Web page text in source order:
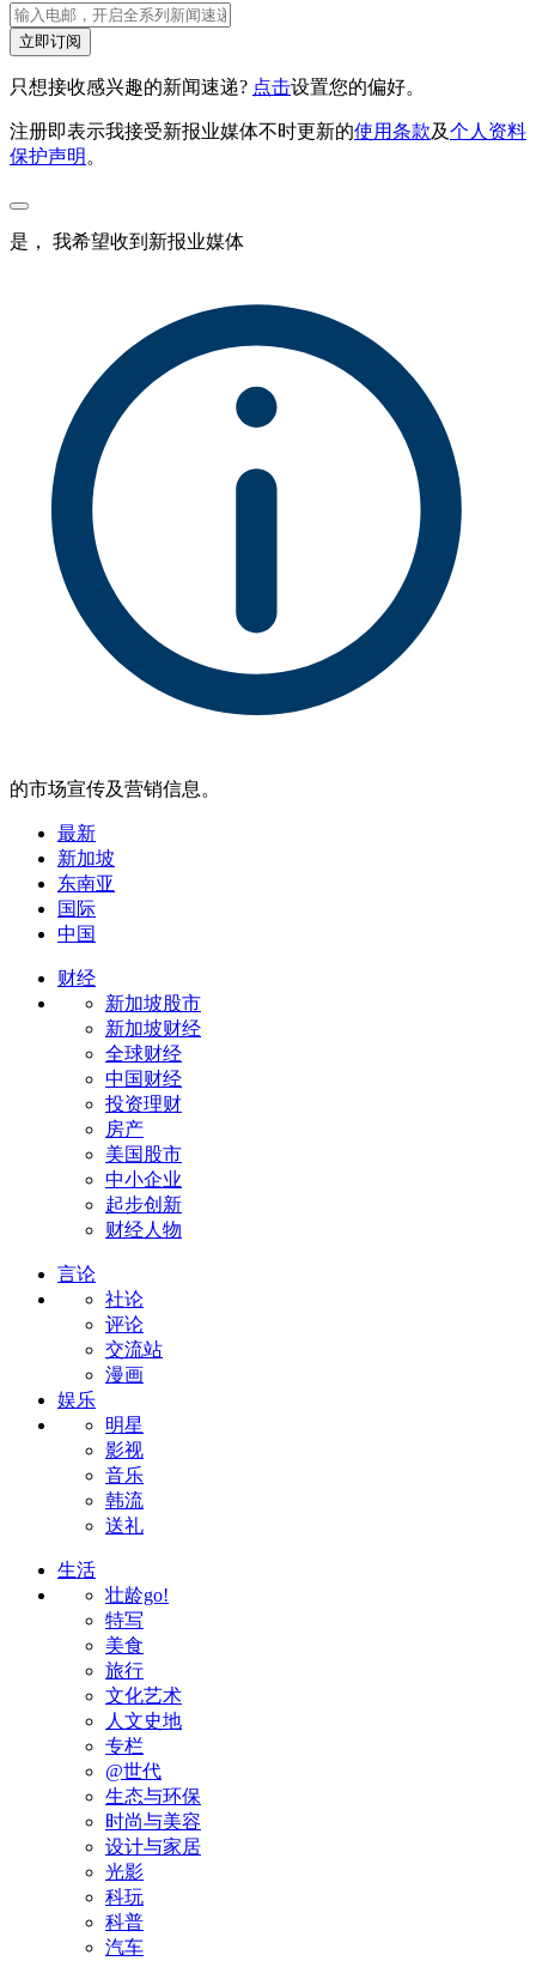
立即订阅
只想接收感兴趣的新闻速递? 点击设置您的偏好。
注册即表示我接受新报业媒体不时更新的使用条款及个人资料
保护声明 。
是， 我希望收到新报业媒体
的市场宣传及营销信息。
最新
新加坡
东南亚
国际
中国
财经
新加坡股市
新加坡财经
全球财经
中国财经
投资理财
房产
美国股市
中小企业
起步创新
财经人物
言论
社论
评论
交流站
漫画
娱乐
明星
影视
音乐
韩流
送礼
生活
壮龄go!
特写
美食
旅行
文化艺术
人文史地
专栏
@世代
生态与环保
时尚与美容
设计与家居
光影
科玩
科普
汽车